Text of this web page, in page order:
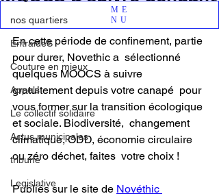
ME
NU
nos quartiers
EntraideS
Couture en mieux
Appels
Le collectif solidaire
Actus municipales
tribune
Legislative
le confinement.
En cette période de confinement, partie
pour durer, Novethic a  sélectionné
quelques MOOCS à suivre
gratuitement depuis votre canapé  pour
vous former sur la transition écologique
et sociale. Biodiversité,  changement
climatique, ODD, économie circulaire
ou zéro déchet, faites  votre choix !
Publiés sur le site de Novéthic